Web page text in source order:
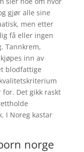
gjør alle sine
men etter
få eller ingen
Tannkrem,
inn av
blodfattige
Det gikk raskt
I Noreg kastar
norge